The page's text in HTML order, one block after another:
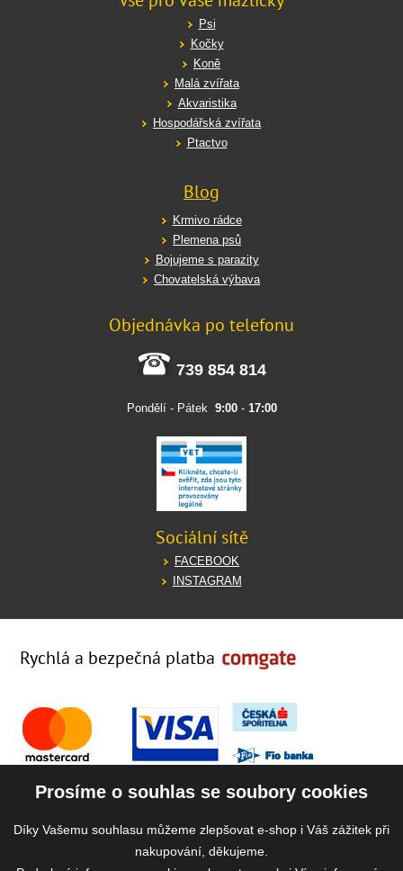
Psi
Kočky
Koně
Malá zvířata
Akvaristika
Hospodářská zvířata
Ptactvo
Blog
Krmivo rádce
Plemena psů
Bojujeme s parazity
Chovatelská výbava
Objednávka po telefonu
739 854 814
Pondělí - Pátek 9:00- 17:00
Sociální sítě
FACEBOOK
INSTAGRAM
Rychlá a bezpečná platba
Prosíme o souhlas se soubory cookies
Díky Vašemu souhlasu můžeme zlepšovat e-shop i Váš zážitek při
nakupování, děkujeme.